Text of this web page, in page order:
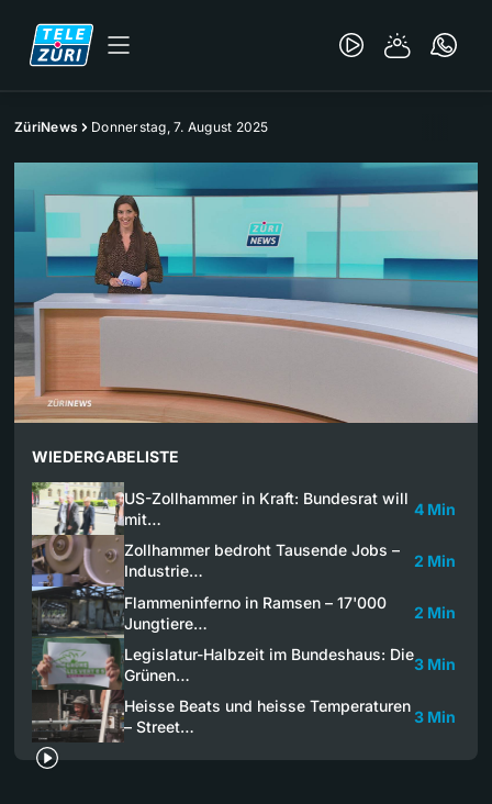
ZüriNews Donnerstag, 7. August 2025
WIEDERGABELISTE
US-Zollhammer in Kraft: Bundesrat will
mit…
4 Min
Zollhammer bedroht Tausende Jobs –
Industrie…
2 Min
Flammeninferno in Ramsen – 17'000
Jungtiere…
2 Min
Legislatur-Halbzeit im Bundeshaus: Die
Grünen…
3 Min
Heisse Beats und heisse Temperaturen
– Street…
3 Min